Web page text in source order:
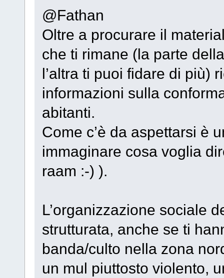
@Fathan
Oltre a procurare il
che ti rimane (la parte
l’altra ti puoi fidare di più)
informazioni sulla
abitanti.
Come c’è da aspettarsi è
immaginare cosa voglia
raam :-) ).
L’organizzazione sociale
strutturata, anche se ti
banda/culto nella zona
un mul piuttosto violento,